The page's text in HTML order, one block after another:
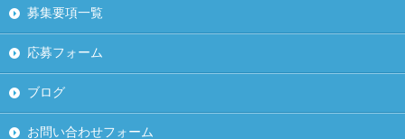
募集要項一覧
応募フォーム
ブログ
お問い合わせフォーム